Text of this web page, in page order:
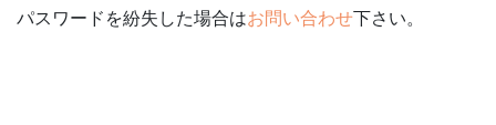
パスワードを紛失した場合はお問い合わせ下さい。